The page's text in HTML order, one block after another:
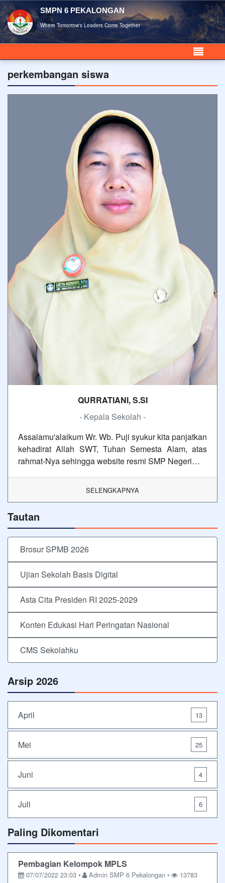
SMPN 6 PEKALONGAN
Where Tomorrow's Leaders Come Together
perkembangan siswa
QURRATIANI, S.SI
- Kepala Sekolah -
Assalamu'alaikum Wr. Wb. Puji syukur kita panjatkan
kehadirat Allah SWT, Tuhan Semesta Alam, atas
rahmat-Nya sehingga website resmi SMP Negeri…
SELENGKAPNYA
Tautan
Brosur SPMB 2026
Ujian Sekolah Basis Digital
Asta Cita Presiden RI 2025-2029
Konten Edukasi Hari Peringatan Nasional
CMS Sekolahku
Arsip 2026
April 13
Mei 25
Juni 4
Juli 6
Paling Dikomentari
Pembagian Kelompok MPLS
07/07/2022 23:03 • Admin SMP 6 Pekalongan •
13783